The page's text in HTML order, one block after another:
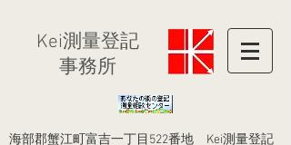
​Kei測量登記
事務所
​海部郡蟹江町富吉一丁目522番地 Kei測量登記